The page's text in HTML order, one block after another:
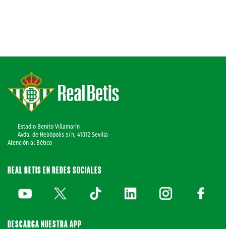
Estadio Benito Villamarín
Avda. de Heliópolis s/n, 41012 Sevilla
Atención al Bético
REAL BETIS EN REDES SOCIALES
DESCARGA NUESTRA APP